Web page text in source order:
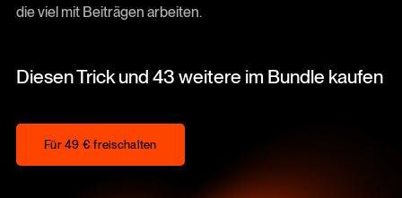
die viel mit Beiträgen arbeiten.
Diesen Trick und 43 weitere im Bundle kaufen
Für 49 € freischalten
Für 49 € freischalten